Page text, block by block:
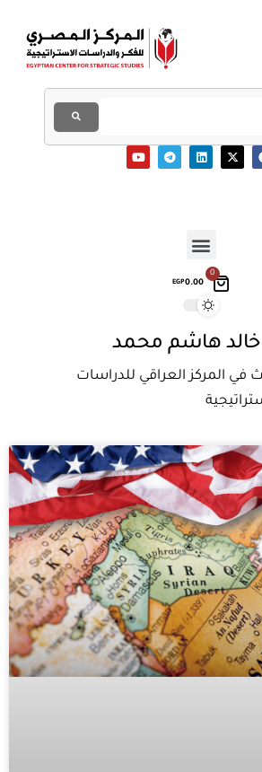
0
EGP0.00
هاشم محمد
في المركز العراقي للدراسات